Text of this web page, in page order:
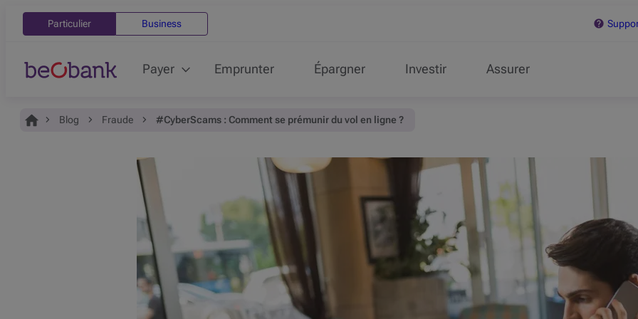
Particulier Business
Payer Emprunter Épargner Investir Assurer
Vous êtes ici:
Accueil Blog Fraude #CyberScams : Comment se prémunir du vol en ligne ?